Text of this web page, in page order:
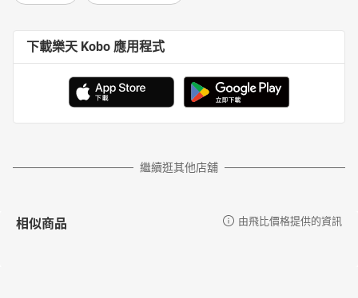
下載樂天 Kobo 應用程式
繼續逛其他店舖
相似商品 由飛比價格提供的資訊